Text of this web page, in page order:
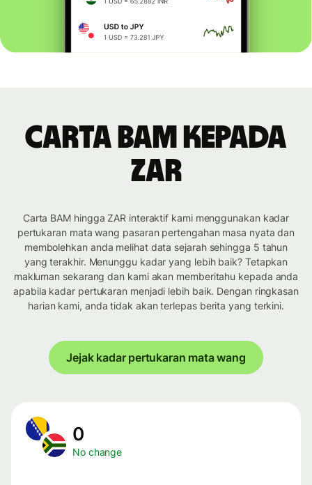
Carta BAM kepada
ZAR
Carta BAM hingga ZAR interaktif kami menggunakan kadar
pertukaran mata wang pasaran pertengahan masa nyata dan
membolehkan anda melihat data sejarah sehingga 5 tahun
yang terakhir. Menunggu kadar yang lebih baik? Tetapkan
makluman sekarang dan kami akan memberitahu kepada anda
apabila kadar pertukaran menjadi lebih baik. Dengan ringkasan
harian kami, anda tidak akan terlepas berita yang terkini.
Jejak kadar pertukaran mata wang
0
No change